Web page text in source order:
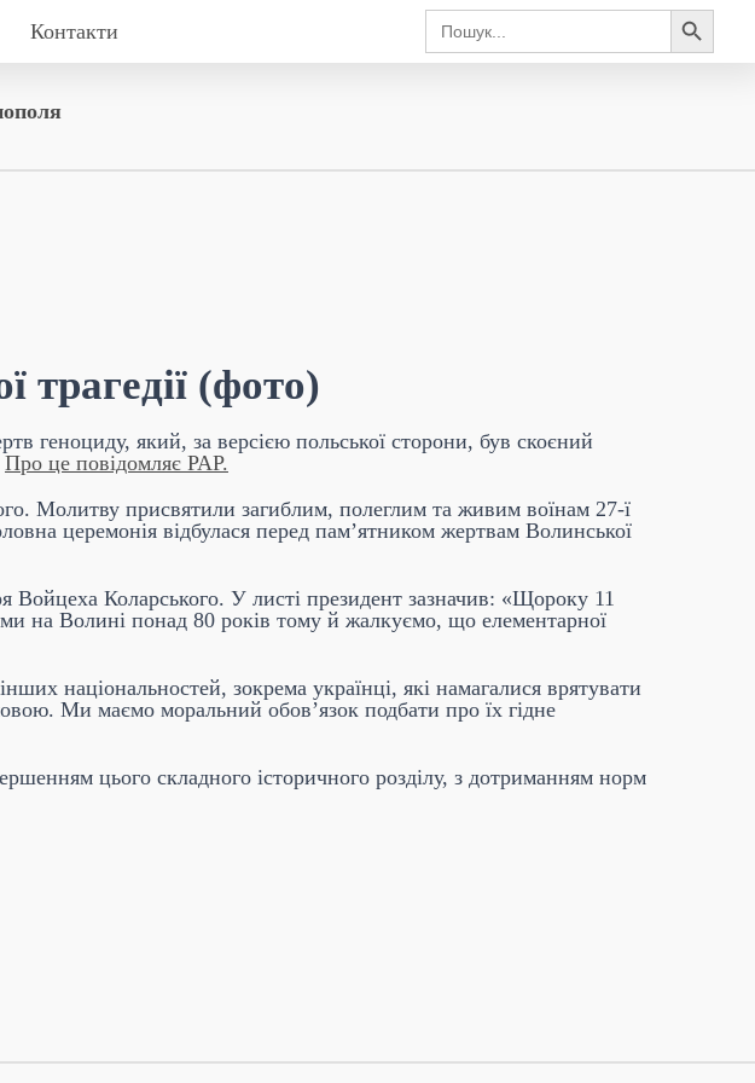
Контакти
Search
for:
Search Button
(фото)
геноциду, який, за версією польської сторони, був скоєний
Про це повідомляє РАР.
Молитву присвятили загиблим, полеглим та живим воїнам 27-ї
церемонія відбулася перед пам’ятником жертвам Волинської
Коларського. У листі президент зазначив: «Щороку 11
на Волині понад 80 років тому й жалкуємо, що елементарної
національностей, зокрема українці, які намагалися врятувати
Ми маємо моральний обов’язок подбати про їх гідне
цього складного історичного розділу, з дотриманням норм